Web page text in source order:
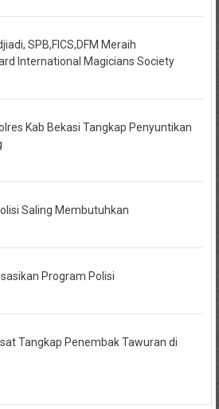
SPB,FICS,DFM Meraih
International Magicians Society
Kab Bekasi Tangkap Penyuntikan
Saling Membutuhkan
Program Polisi
Tangkap Penembak Tawuran di